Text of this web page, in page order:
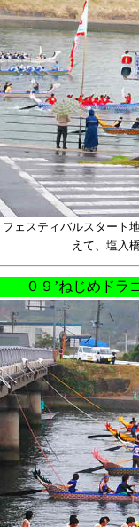
フェスティバルスタート
えて、塩入
０９’ねじめドラ